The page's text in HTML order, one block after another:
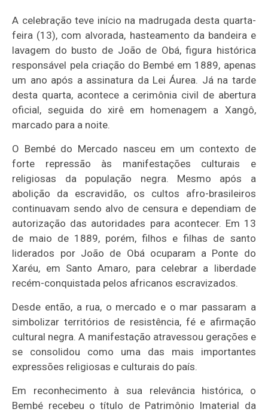
A celebração teve início na madrugada desta quarta-
feira (13), com alvorada, hasteamento da bandeira e
lavagem do busto de João de Obá, figura histórica
responsável pela criação do Bembé em 1889, apenas
um ano após a assinatura da Lei Áurea. Já na tarde
desta quarta, acontece a cerimônia civil de abertura
oficial, seguida do xirê em homenagem a Xangô,
marcado para a noite.
O Bembé do Mercado nasceu em um contexto de
forte repressão às manifestações culturais e
religiosas da população negra. Mesmo após a
abolição da escravidão, os cultos afro-brasileiros
continuavam sendo alvo de censura e dependiam de
autorização das autoridades para acontecer. Em 13
de maio de 1889, porém, filhos e filhas de santo
liderados por João de Obá ocuparam a Ponte do
Xaréu, em Santo Amaro, para celebrar a liberdade
recém-conquistada pelos africanos escravizados.
Desde então, a rua, o mercado e o mar passaram a
simbolizar territórios de resistência, fé e afirmação
cultural negra. A manifestação atravessou gerações e
se consolidou como uma das mais importantes
expressões religiosas e culturais do país.
Em reconhecimento à sua relevância histórica, o
Bembé recebeu o título de Patrimônio Imaterial da